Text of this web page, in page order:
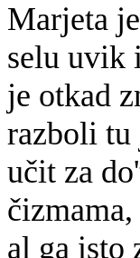
Marjeta
selu uvik
je otkad
razboli tu
učit za
al ga isto